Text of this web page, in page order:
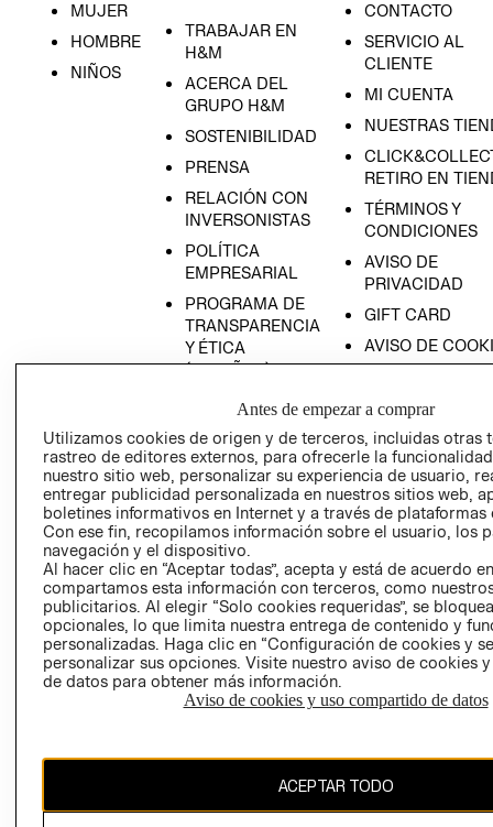
MUJER
HOMBRE
NIÑOS
TRABAJAR EN
H&M
ACERCA DEL
GRUPO H&M
SOSTENIBILIDAD
PRENSA
RELACIÓN CON
INVERSONISTAS
POLÍTICA
EMPRESARIAL
PROGRAMA DE
TRANSPARENCIA
Y ÉTICA
(ESPAÑOL)
PROGRAMA DE
Y ÉTICA (INGLÉS)
CONTACTO
SERVICIO AL
CLIENTE
MI CUENTA
NUESTRAS
RETIRO EN
TÉRMINOS Y
CONDICIONES
AVISO DE
PRIVACIDAD
GIFT CARD
AVISO DE
COMERCIO - SIC
PETICIONES
QUEJAS Y
RECLAMOS
Colombia ($)
CAMBIAR REGIÓN
El contenido de esta página web está protegido por copyright y es
Antes de empezar a comprar
Utilizamos cookies de origen y de terceros, incluidas otras
rastreo de editores externos, para ofrecerle la
nuestro sitio web, personalizar su experiencia de usuario,
entregar publicidad personalizada en nuestros sitios web,
boletines informativos en Internet y a través de plataformas
Con ese fin, recopilamos información sobre el usuario, los
navegación y el dispositivo.
Al hacer clic en “Aceptar todas”, acepta y está de acuerdo
compartamos esta información con terceros, como
publicitarios. Al elegir “Solo cookies requeridas”, se
opcionales, lo que limita nuestra entrega de contenido y
personalizadas. Haga clic en “Configuración de cookies y
personalizar sus opciones. Visite nuestro aviso de cookies
de datos para obtener más información.
Aviso de cookies y uso compartido de datos
ACEPTAR TODO